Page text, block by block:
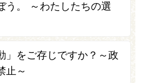
う。 ～わたしたちの選
」をご存じですか？～政
止～